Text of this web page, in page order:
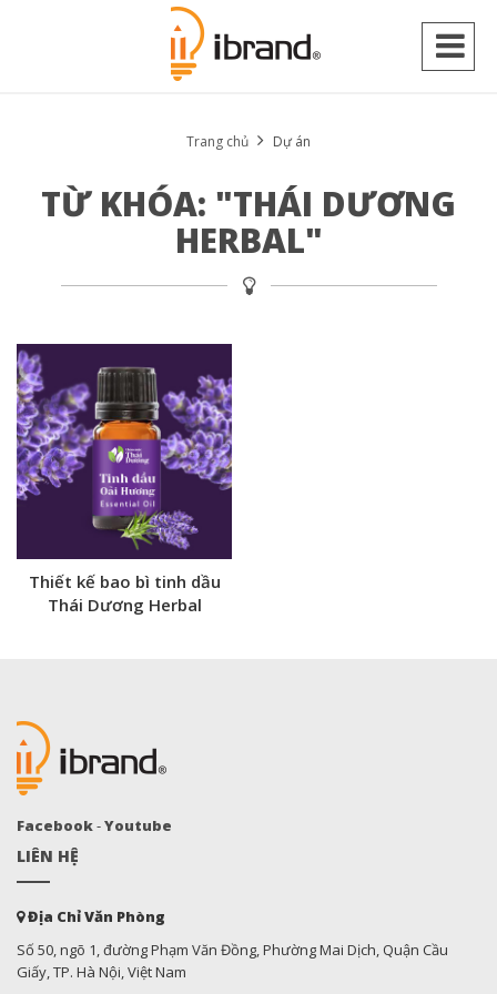
Trang chủ Dự án
TỪ KHÓA: "THÁI DƯƠNG
HERBAL"
Thiết kế bao bì tinh dầu
Thái Dương Herbal
Facebook-Youtube
LIÊN HỆ
Địa Chỉ Văn Phòng
Số 50, ngõ 1, đường Phạm Văn Đồng, Phường Mai Dịch, Quận Cầu
Giấy, TP. Hà Nội, Việt Nam